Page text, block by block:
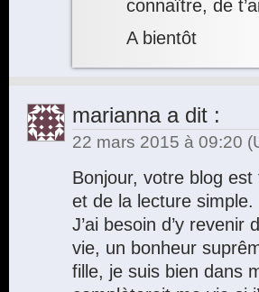
connaître, de
A bientôt
mariannaa dit :
22 mars 2015 à 09:20
Bonjour, votre blog
et de la lecture simple.
J’ai besoin d’y
vie, un bonheur
fille, je suis bien dans